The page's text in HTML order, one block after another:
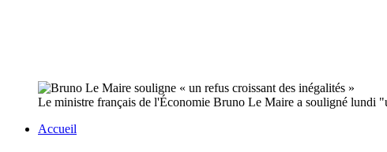
Le ministre français de l'Économie Bruno Le Maire a souligné lundi
Accueil